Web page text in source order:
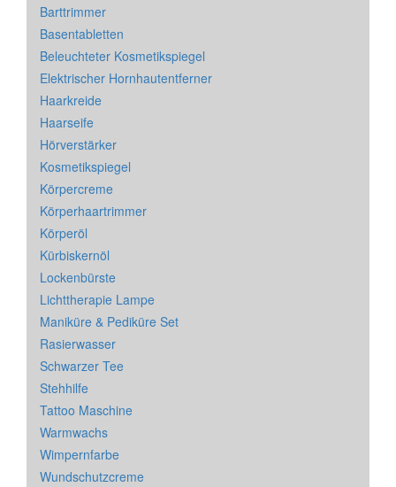
Barttrimmer
Basentabletten
Beleuchteter Kosmetikspiegel
Elektrischer Hornhautentferner
Haarkreide
Haarseife
Hörverstärker
Kosmetikspiegel
Körpercreme
Körperhaartrimmer
Körperöl
Kürbiskernöl
Lockenbürste
Lichttherapie Lampe
Maniküre & Pediküre Set
Rasierwasser
Schwarzer Tee
Stehhilfe
Tattoo Maschine
Warmwachs
Wimpernfarbe
Wundschutzcreme